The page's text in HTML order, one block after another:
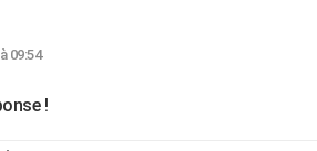
09:54
!